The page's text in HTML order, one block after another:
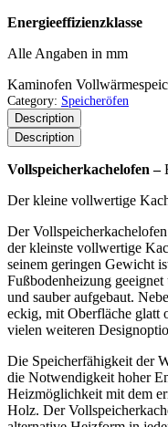
Alle Angaben
Kaminofen
Category: Speicheröfen
Description
Description
Vollspeicherkachelofen –
Der kleine vollwertige
Der
der kleinste vollwertige
seinem geringen Gewicht
Fußbodenheizung
und sauber aufgebaut.
eckig, mit Oberfläche glatt
vielen weiteren
Die Speicherfähigkeit der
die Notwendigkeit hoher
Heizmöglichkeit mit dem
Holz. Der